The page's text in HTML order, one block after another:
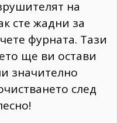
на
сте жадни за
фурната. Тази
ще ви остави
значително
след